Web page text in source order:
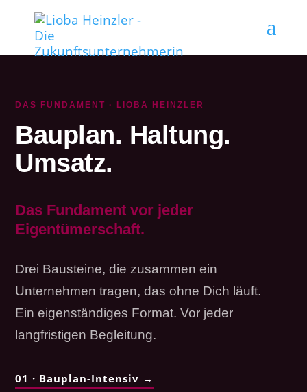
DAS FUNDAMENT · LIOBA HEINZLER
Bauplan. Haltung.
Umsatz.
Das Fundament vor jeder
Eigentümerschaft.
Drei Bausteine, die zusammen ein
Unternehmen tragen, das ohne Dich läuft.
Ein eigenständiges Format. Vor jeder
langfristigen Begleitung.
01 · Bauplan-Intensiv →